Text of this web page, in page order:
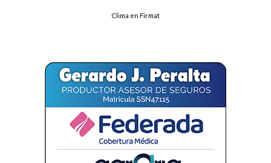
Clima en Firmat